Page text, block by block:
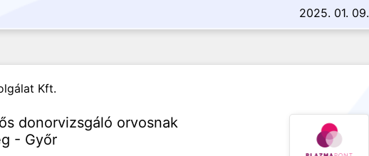
2025. 01. 09.
Kft.
donorvizsgáló orvosnak
- Győr